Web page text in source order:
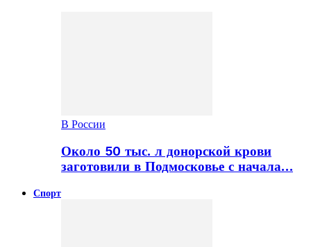
В России
Около 50 тыс. л донорской крови
заготовили в Подмосковье с начала…
Спорт